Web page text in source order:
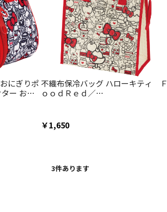
にぎりポ
ー おむ
不織布保冷バッグ ハローキティ Ｆ
ｏｏｄＲｅｄ／
￥1,650
3件あります